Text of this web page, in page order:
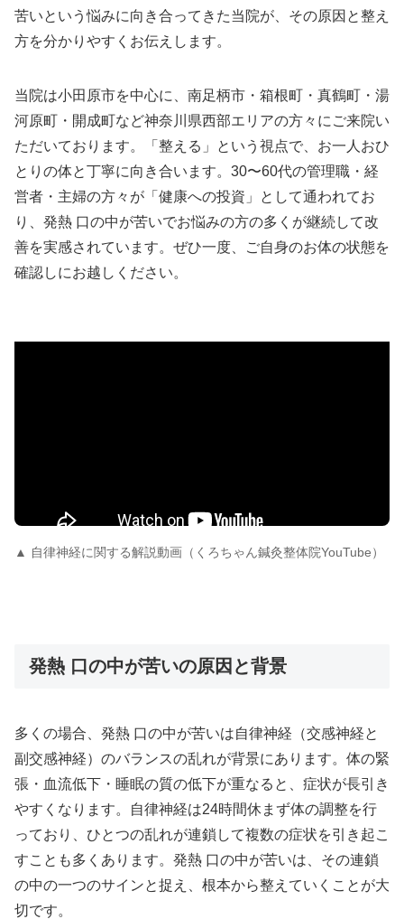
苦いという悩みに向き合ってきた当院が、その原因と整え
方を分かりやすくお伝えします。
当院は小田原市を中心に、南足柄市・箱根町・真鶴町・湯
河原町・開成町など神奈川県西部エリアの方々にご来院い
ただいております。「整える」という視点で、お一人おひ
とりの体と丁寧に向き合います。30〜60代の管理職・経
営者・主婦の方々が「健康への投資」として通われてお
り、発熱 口の中が苦いでお悩みの方の多くが継続して改
善を実感されています。ぜひ一度、ご自身のお体の状態を
確認しにお越しください。
▲ 自律神経に関する解説動画（くろちゃん鍼灸整体院YouTube）
発熱 口の中が苦いの原因と背景
多くの場合、発熱 口の中が苦いは自律神経（交感神経と
副交感神経）のバランスの乱れが背景にあります。体の緊
張・血流低下・睡眠の質の低下が重なると、症状が長引き
やすくなります。自律神経は24時間休まず体の調整を行
っており、ひとつの乱れが連鎖して複数の症状を引き起こ
すことも多くあります。発熱 口の中が苦いは、その連鎖
の中の一つのサインと捉え、根本から整えていくことが大
切です。